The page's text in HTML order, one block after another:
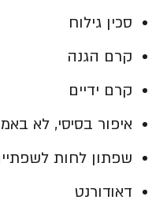
סכין גילוח
קרם הגנה
קרם ידיים
איפור בסיסי, לא
שפתון לחות
דאודורנט